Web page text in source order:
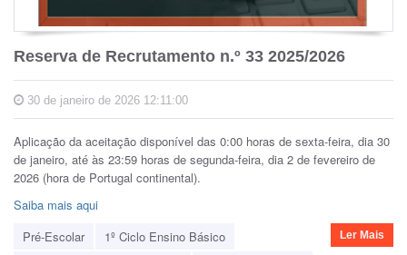
Reserva de Recrutamento n.º 33 2025/2026
30 de janeiro de 2026 12:11:00
Aplicação da aceitação disponível das 0:00 horas de sexta-feira, dia 30
de janeiro, até às 23:59 horas de segunda-feira, dia 2 de fevereiro de
2026 (hora de Portugal continental).
Saiba mais aqui
Pré-Escolar
1º Ciclo Ensino Básico
Ler Mais